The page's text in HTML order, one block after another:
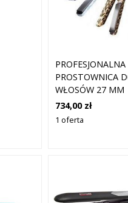
PROFESJONALNA
PROSTOWNICA
WŁOSÓW 27 MM
734,00 zł
1 oferta